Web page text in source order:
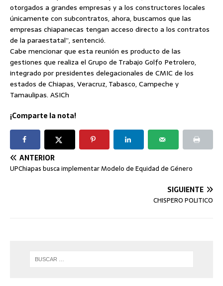
otorgados a grandes empresas y a los constructores locales
únicamente con subcontratos, ahora, buscamos que las
empresas chiapanecas tengan acceso directo a los contratos
de la paraestatal”, sentenció.
Cabe mencionar que esta reunión es producto de las
gestiones que realiza el Grupo de Trabajo Golfo Petrolero,
integrado por presidentes delegacionales de CMIC de los
estados de Chiapas, Veracruz, Tabasco, Campeche y
Tamaulipas. ASICh
¡Comparte la nota!
ANTERIOR
UPChiapas busca implementar Modelo de Equidad de Género
SIGUIENTE
CHISPERO POLITICO